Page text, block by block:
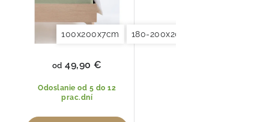
100x200x7cm 180-200x200x7cm
Odoslanie od 5 do 12
prac.dní
od 49,90 €